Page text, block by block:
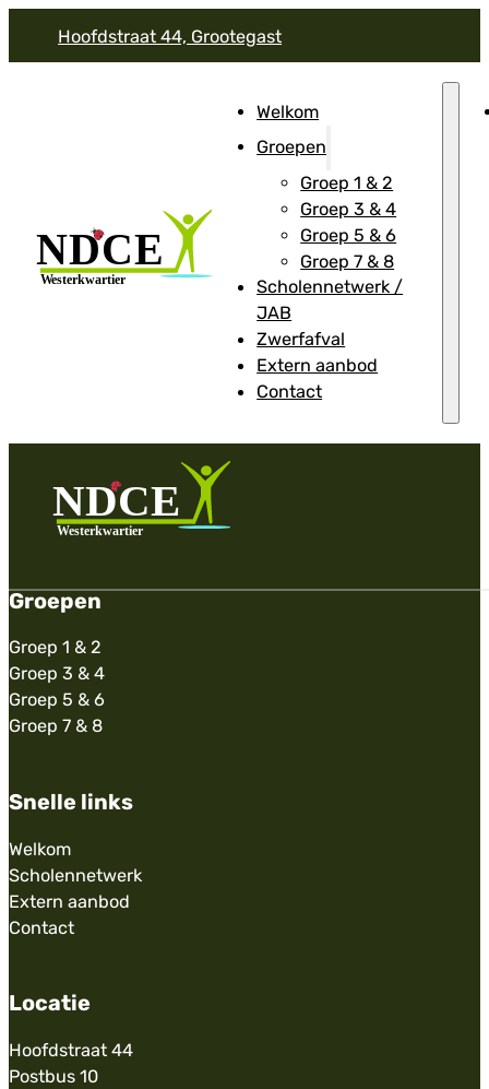
Hoofdstraat 44, Grootegast
Welkom
Groepen
Groep 1 & 2
Groep 3 & 4
Groep 5 & 6
Groep 7 & 8
Scholennetwerk /
JAB
Zwerfafval
Extern aanbod
Contact
Groepen
Groep 1 & 2
Groep 3 & 4
Groep 5 & 6
Groep 7 & 8
Snelle links
Welkom
Scholennetwerk
Extern aanbod
Contact
Locatie
Hoofdstraat 44
Postbus 10